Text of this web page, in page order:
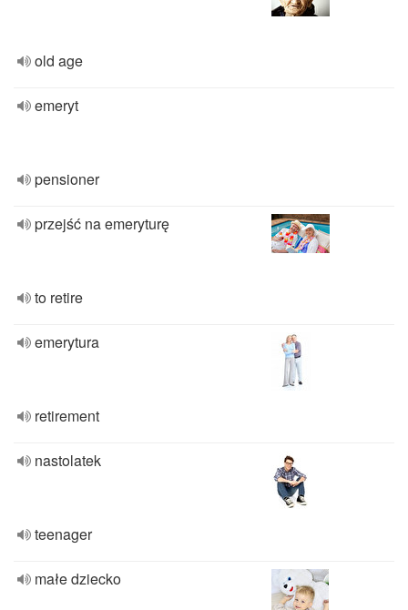
old age
emeryt
pensioner
przejść na emeryturę
to retire
emerytura
retirement
nastolatek
teenager
małe dziecko